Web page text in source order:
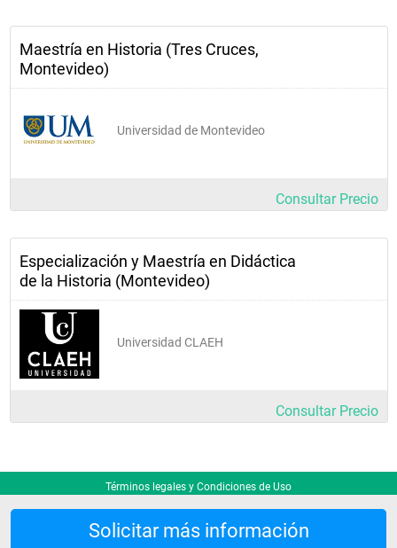
Solicitar más información
Maestría en Historia (Tres Cruces,
Montevideo)
Universidad de Montevideo
Consultar Precio
Especialización y Maestría en Didáctica
de la Historia (Montevideo)
Universidad CLAEH
Consultar Precio
Términos legales y Condiciones de Uso